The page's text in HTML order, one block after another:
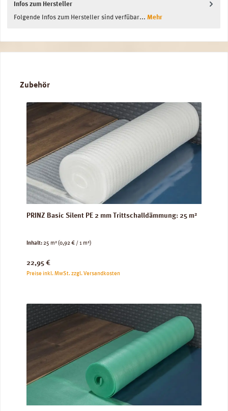
Infos zum Hersteller
Folgende Infos zum Hersteller sind verfübar... Mehr
Produktgalerie überspringen
Zubehör
PRINZ Basic Silent PE 2 mm Trittschalldämmung: 25 m²
Inhalt:25 m²(0,92 € / 1 m²)
Regulärer Preis:
22,95 €
Preise inkl. MwSt. zzgl. Versandkosten